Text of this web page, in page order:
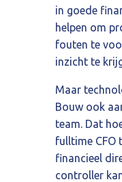
in goede
helpen om
fouten te
inzicht te
Maar
Bouw ook
team. Dat
fulltime CFO
financieel
controller